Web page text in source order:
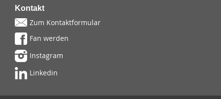
Kontakt
Zum Kontaktformular
Fan werden
Instagram
Linkedin